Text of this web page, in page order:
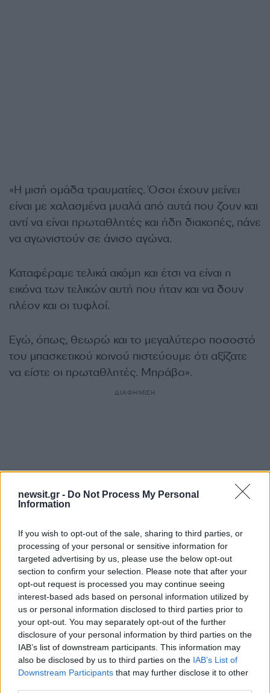
newsit.gr - Do Not Process My Personal
Information
If you wish to opt-out of the sale, sharing to third parties, or
processing of your personal or sensitive information for
targeted advertising by us, please use the below opt-out
section to confirm your selection. Please note that after your
opt-out request is processed you may continue seeing
interest-based ads based on personal information utilized by
us or personal information disclosed to third parties prior to
your opt-out. You may separately opt-out of the further
disclosure of your personal information by third parties on the
IAB’s list of downstream participants. This information may
also be disclosed by us to third parties on the IAB’s List of
Downstream Participants that may further disclose it to other
«Η μισή ομάδα τραυματίες. Όσοι έχουν μείνει
είναι με χαλασμένα μυαλά από αυτά που ζουν και
αντί να είναι πρωταθλητές και ήδη διακοπές, πάνε
να αγωνιστούν σε άνισο αγώνα.
Καταφέραμε τελικά ακόμη και έτσι να είναι η
εικόνα των τελικών αυτή που ήταν και να δουν
πλέον και οι τυφλοί.
Εγώ, όπως, θεωρώ και το μεγαλύτερο ποσοστό
του μπασκετικού κοινού πιστεύουμε ότι αξίζατε
να είστε οι πρωταθλητές. Μπράβο».
ΔΙΑΦΗΜΙΣΗ
Αν τα χάσατε